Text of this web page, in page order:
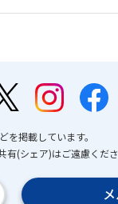
を掲載しています。
(シェア)はご遠慮くださ